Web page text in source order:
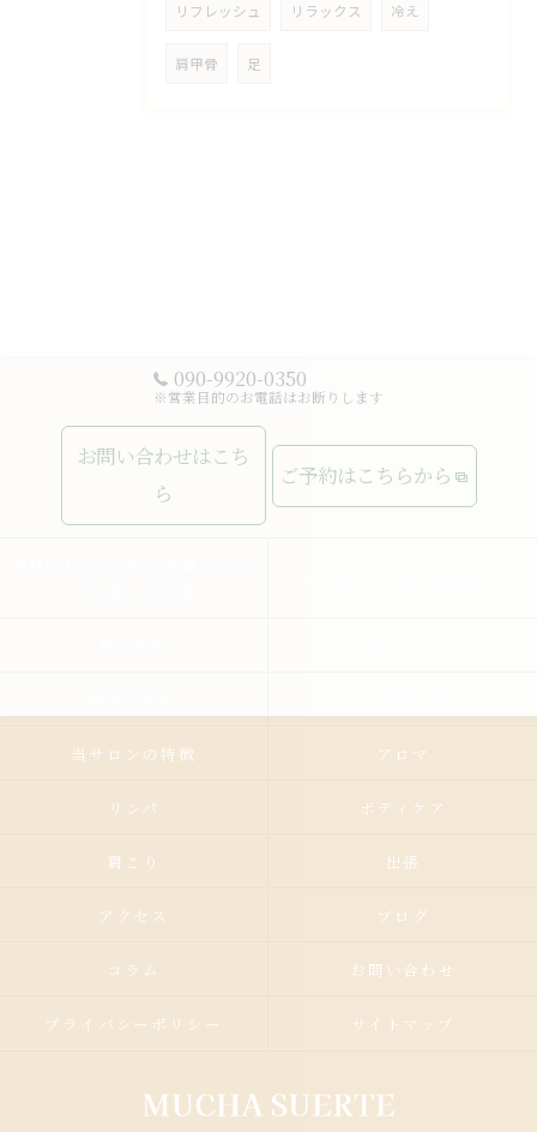
リフレッシュ リラックス 冷え
肩甲骨 足
090-9920-0350
※営業目的のお電話はお断りします
お問い合わせはこち
ら
ご予約はこちらから
当サロンの特徴 アロマ
リンパ ボディケア
肩こり 出張
アクセス ブログ
コラム お問い合わせ
プライバシーポリシー サイトマップ